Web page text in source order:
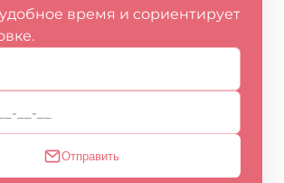
время и сориентирует
Отправить